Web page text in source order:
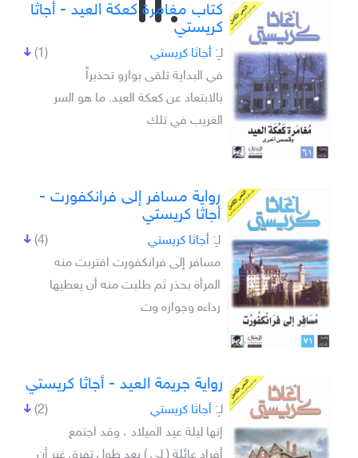
كتاب مغامرة كعكة العيد - أجاثا
كريستي
(1) لـِ: أجاثا كريستي
في البداية تلقى بوارو تحذيراً
بالابتعاد عن كعكة العيد. ما هو السر
الغريب في تلك
رواية مسافر إلى فرانكفورت -
أجاثا كريستي
(4) لـِ: أجاثا كريستي
مسافر إلى فرانكفورت اقتربت منه
المرأة بحذر ثم طلبت منه أن يعطيها
رداءه وجوازه وت
رواية جريمة العيد - أجاثا كريستي
(2) لـِ:أجاثا كريستي
إنها ليلة عيد الميلاد ، وقد اجتمع